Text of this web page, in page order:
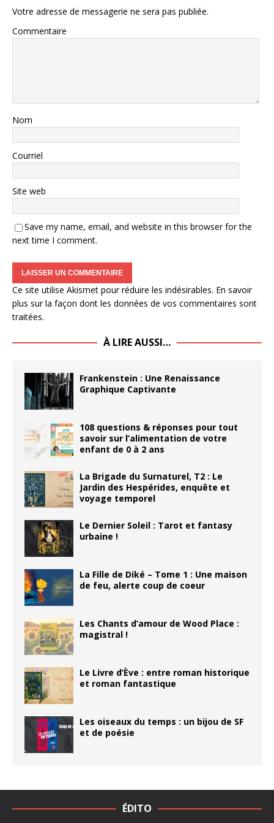
Votre adresse de messagerie ne sera pas publiée.
Commentaire
Nom
Courriel
Site web
Save my name, email, and website in this browser for the
next time I comment.
Ce site utilise Akismet pour réduire les indésirables. En savoir
plus sur la façon dont les données de vos commentaires sont
traitées.
À LIRE AUSSI…
Frankenstein : Une Renaissance
Graphique Captivante
108 questions & réponses pour tout
savoir sur l’alimentation de votre
enfant de 0 à 2 ans
La Brigade du Surnaturel, T2 : Le
Jardin des Hespérides, enquête et
voyage temporel
Le Dernier Soleil : Tarot et fantasy
urbaine !
La Fille de Diké – Tome 1 : Une maison
de feu, alerte coup de coeur
Les Chants d’amour de Wood Place :
magistral !
Le Livre d’Ève : entre roman historique
et roman fantastique
Les oiseaux du temps : un bijou de SF
et de poésie
ÉDITO